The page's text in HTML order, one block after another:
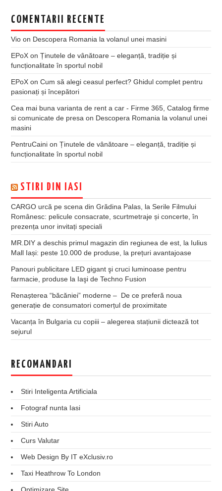
COMENTARII RECENTE
Vio on Descopera Romania la volanul unei masini
EPoX onȚinutele de vânătoare – eleganță, tradiție și
funcționalitate în sportul nobil
EPoX onCum să alegi ceasul perfect? Ghidul complet pentru
pasionați și începători
Cea mai buna varianta de rent a car - Firme 365, Catalog firme
si comunicate de presa on Descopera Romania la volanul unei
masini
PentruCaini onȚinutele de vânătoare – eleganță, tradiție și
funcționalitate în sportul nobil
STIRI DIN IASI
CARGO urcă pe scena din Grădina Palas, la Serile Filmului
Românesc: pelicule consacrate, scurtmetraje și concerte, în
prezența unor invitați speciali
MR.DIY a deschis primul magazin din regiunea de est, la Iulius
Mall Iași: peste 10.000 de produse, la prețuri avantajoase
Panouri publicitare LED gigant şi cruci luminoase pentru
farmacie, produse la Iaşi de Techno Fusion
Renașterea “băcăniei” moderne – De ce preferă noua
generație de consumatori comerțul de proximitate
Vacanța în Bulgaria cu copiii – alegerea stațiunii dictează tot
sejurul
RECOMANDARI
Stiri Inteligenta Artificiala
Fotograf nunta Iasi
Stiri Auto
Curs Valutar
Web Design By IT eXclusiv.ro
Taxi Heathrow To London